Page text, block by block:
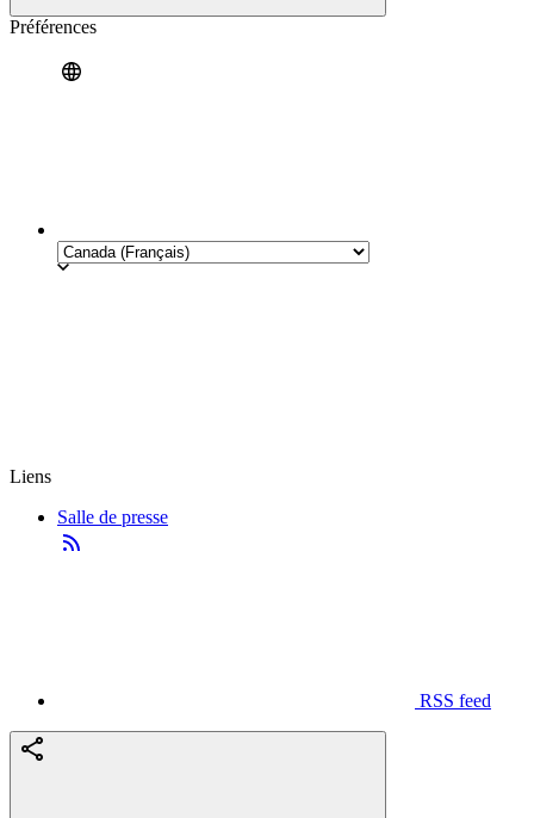
Préférences
Liens
Salle de presse
RSS feed